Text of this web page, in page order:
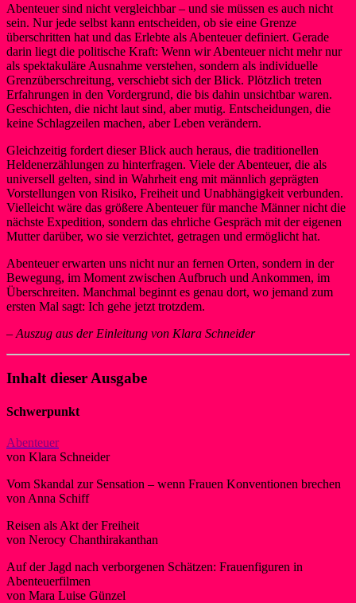
Abenteuer sind nicht vergleichbar – und sie müssen es auch nicht
sein. Nur jede selbst kann entscheiden, ob sie eine Grenze
überschritten hat und das Erlebte als Abenteuer definiert. Gerade
darin liegt die politische Kraft: Wenn wir Abenteuer nicht mehr nur
als spektakuläre Ausnahme verstehen, sondern als individuelle
Grenzüberschreitung, verschiebt sich der Blick. Plötzlich treten
Erfahrungen in den Vordergrund, die bis dahin unsichtbar waren.
Geschichten, die nicht laut sind, aber mutig. Entscheidungen, die
keine Schlagzeilen machen, aber Leben verändern.
Gleichzeitig fordert dieser Blick auch heraus, die traditionellen
Heldenerzählungen zu hinterfragen. Viele der Abenteuer, die als
universell gelten, sind in Wahrheit eng mit männlich geprägten
Vorstellungen von Risiko, Freiheit und Unabhängigkeit verbunden.
Vielleicht wäre das größere Abenteuer für manche Männer nicht die
nächste Expedition, sondern das ehrliche Gespräch mit der eigenen
Mutter darüber, wo sie verzichtet, getragen und ermöglicht hat.
Abenteuer erwarten uns nicht nur an fernen Orten, sondern in der
Bewegung, im Moment zwischen Aufbruch und Ankommen, im
Überschreiten. Manchmal beginnt es genau dort, wo jemand zum
ersten Mal sagt: Ich gehe jetzt trotzdem.
– Auszug aus der Einleitung von Klara Schneider
Inhalt dieser Ausgabe
Schwerpunkt
Abenteuer
von Klara Schneider
Vom Skandal zur Sensation – wenn Frauen Konventionen brechen
von Anna Schiff
Reisen als Akt der Freiheit
von Nerocy Chanthirakanthan
Auf der Jagd nach verborgenen Schätzen: Frauenfiguren in
Abenteuerfilmen
von Mara Luise Günzel